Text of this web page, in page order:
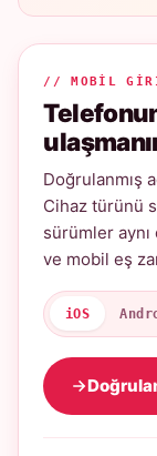
// MOBIL
Doğrulanmış
Cihaz türünü
sürümler
ve mobil eş
iOS